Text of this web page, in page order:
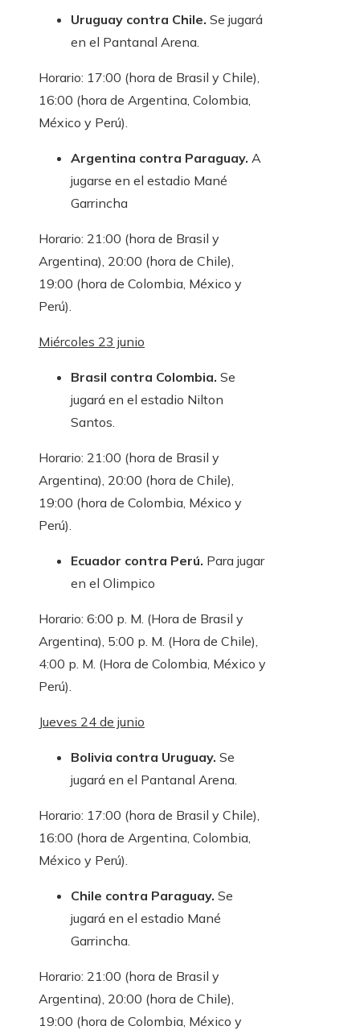
Uruguay contra Chile. Se jugará
en el Pantanal Arena.
Horario: 17:00 (hora de Brasil y Chile),
16:00 (hora de Argentina, Colombia,
México y Perú).
Argentina contra Paraguay. A
jugarse en el estadio Mané
Garrincha
Horario: 21:00 (hora de Brasil y
Argentina), 20:00 (hora de Chile),
19:00 (hora de Colombia, México y
Perú).
Miércoles 23 junio
Brasil contra Colombia. Se
jugará en el estadio Nilton
Santos.
Horario: 21:00 (hora de Brasil y
Argentina), 20:00 (hora de Chile),
19:00 (hora de Colombia, México y
Perú).
Ecuador contra Perú. Para jugar
en el Olimpico
Horario: 6:00 p. M. (Hora de Brasil y
Argentina), 5:00 p. M. (Hora de Chile),
4:00 p. M. (Hora de Colombia, México y
Perú).
Jueves 24 de junio
Bolivia contra Uruguay. Se
jugará en el Pantanal Arena.
Horario: 17:00 (hora de Brasil y Chile),
16:00 (hora de Argentina, Colombia,
México y Perú).
Chile contra Paraguay. Se
jugará en el estadio Mané
Garrincha.
Horario: 21:00 (hora de Brasil y
Argentina), 20:00 (hora de Chile),
19:00 (hora de Colombia, México y